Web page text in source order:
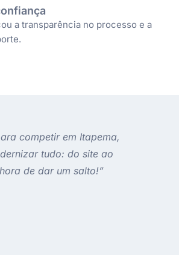
a transparência no processo e a
competir em Itapema,
tudo: do site ao
de dar um salto!”